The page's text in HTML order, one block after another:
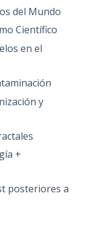
del Mundo
Científico
en el
y
+
posteriores a